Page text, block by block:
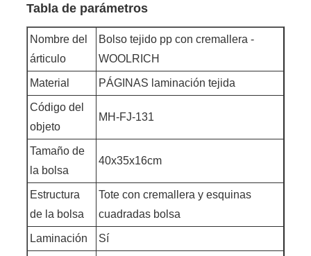
Tabla de parámetros
Nombre del
árticulo
Bolso tejido pp con cremallera -
WOOLRICH
Material PÁGINAS laminación tejida
Código del
objeto
MH-FJ-131
Tamaño de
la bolsa
40x35x16cm
Estructura
de la bolsa
Tote con cremallera y esquinas
cuadradas bolsa
Laminación Sí